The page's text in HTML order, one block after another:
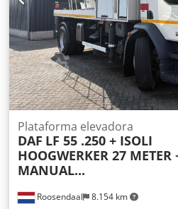
transacción! - No es posible
depósito. - Se reserva el
de texto en todos los vehículos
Roosendaal 8.154 km
Plataforma elevadora
DAF LF 55 .250 + ISOLI
HOOGWERKER 27 METER
MANUAL...